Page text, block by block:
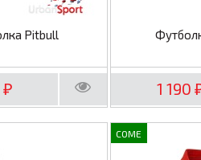
Pitbull
₽ 1 190
COME